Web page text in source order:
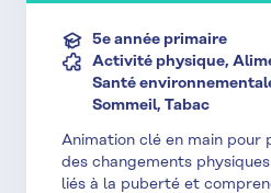
5e année primaire
Activité physique,
Santé
Sommeil, Tabac
Animation clé en main pour
des changements
liés à la puberté et